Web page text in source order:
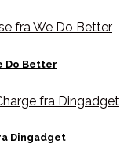
Do Better
Dingadget